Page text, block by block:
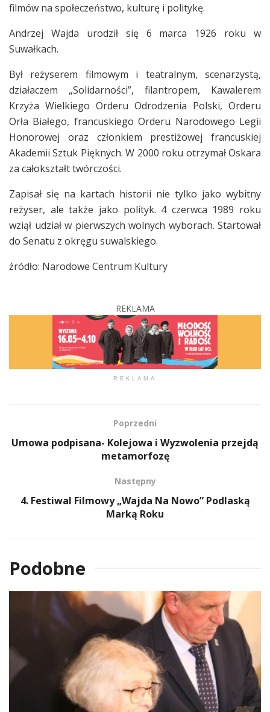
filmów na społeczeństwo, kulturę i politykę.
Andrzej Wajda urodził się 6 marca 1926 roku w
Suwałkach.
Był reżyserem filmowym i teatralnym, scenarzystą,
działaczem „Solidarności”, filantropem, Kawalerem
Krzyża Wielkiego Orderu Odrodzenia Polski, Orderu
Orła Białego, francuskiego Orderu Narodowego Legii
Honorowej oraz członkiem prestiżowej francuskiej
Akademii Sztuk Pięknych. W 2000 roku otrzymał Oskara
za całokształt twórczości.
Zapisał się na kartach historii nie tylko jako wybitny
reżyser, ale także jako polityk. 4 czerwca 1989 roku
wziął udział w pierwszych wolnych wyborach. Startował
do Senatu z okręgu suwalskiego.
źródło: Narodowe Centrum Kultury
REKLAMA
REKLAMA
Poprzedni
Umowa podpisana- Kolejowa i Wyzwolenia przejdą
metamorfozę
Następny
4. Festiwal Filmowy „Wajda Na Nowo” Podlaską
Marką Roku
Podobne